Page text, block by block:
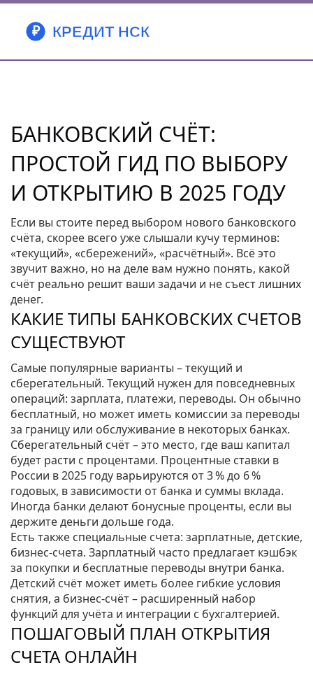
БАНКОВСКИЙ СЧЁТ:
ПРОСТОЙ ГИД ПО ВЫБОРУ
И ОТКРЫТИЮ В 2025 ГОДУ
Если вы стоите перед выбором нового банковского
счёта, скорее всего уже слышали кучу терминов:
«текущий», «сбережений», «расчётный». Всё это
звучит важно, но на деле вам нужно понять, какой
счёт реально решит ваши задачи и не съест лишних
денег.
КАКИЕ ТИПЫ БАНКОВСКИХ СЧЕТОВ
СУЩЕСТВУЮТ
Самые популярные варианты – текущий и
сберегательный. Текущий нужен для повседневных
операций: зарплата, платежи, переводы. Он обычно
бесплатный, но может иметь комиссии за переводы
за границу или обслуживание в некоторых банках.
Сберегательный счёт – это место, где ваш капитал
будет расти с процентами. Процентные ставки в
России в 2025 году варьируются от 3 % до 6 %
годовых, в зависимости от банка и суммы вклада.
Иногда банки делают бонусные проценты, если вы
держите деньги дольше года.
Есть также специальные счета: зарплатные, детские,
бизнес‑счета. Зарплатный часто предлагает кэшбэк
за покупки и бесплатные переводы внутри банка.
Детский счёт может иметь более гибкие условия
снятия, а бизнес‑счёт – расширенный набор
функций для учёта и интеграции с бухгалтерией.
ПОШАГОВЫЙ ПЛАН ОТКРЫТИЯ
СЧЕТА ОНЛАЙН